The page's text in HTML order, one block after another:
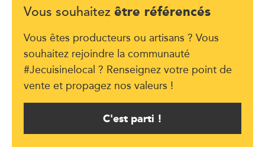
Vous souhaitez être référencés
Vous êtes producteurs ou artisans ? Vous
souhaitez rejoindre la communauté
#Jecuisinelocal ? Renseignez votre point de
vente et propagez nos valeurs !
C'est parti !